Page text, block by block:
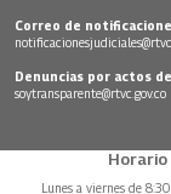
Correo de
Denuncias por actos
soytransparente@rtvc.gov.co
Horario
Lunes a viernes de